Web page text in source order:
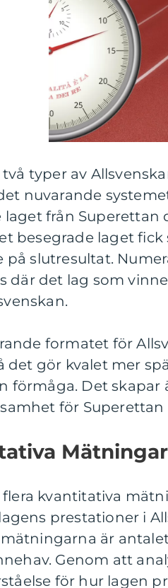
typer av
nuvarande
laget från
besegrade laget
på slutresultat.
där det lag som
formatet för
det gör kvalet mer
förmåga. Det skapar
för Superettan
kvantitativa
prestationer i
är
Genom att
för hur lagen